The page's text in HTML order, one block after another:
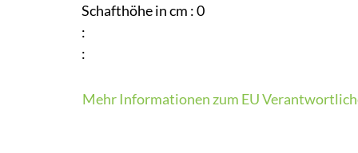
Schafthöhe in cm :0
:
:
Mehr Informationen zum EU